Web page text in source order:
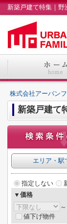
新築戸建て特集｜
株式会社アーバン
新築戸建て
エリア・駅
指定しない
▼価格
～
値下げ物件